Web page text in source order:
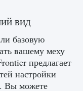
вид
базовую
вашему меху
предлагает
настройки
Вы можете